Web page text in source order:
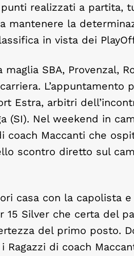
realizzati a partita,
mantenere la
in vista dei
SBA, Provenzal,
L’appuntamento
Estra, arbitri
(SI). Nel weekend in
coach Maccanti che
scontro diretto sul
casa con la capolista
Silver che certa del
del primo posto.
di coach